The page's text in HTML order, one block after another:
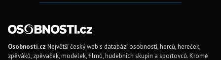
Osobnosti.cz Největší český web s databází osobností, herců, hereček,
zpěváků, zpěvaček, modelek, filmů, hudebních skupin a sportovců. Kromě